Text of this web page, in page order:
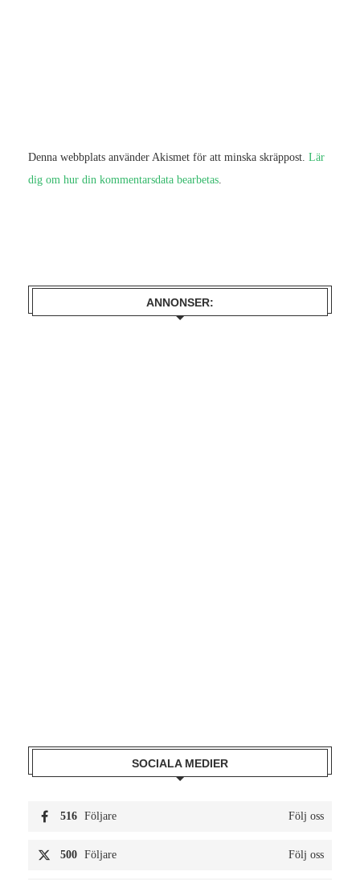
Denna webbplats använder Akismet för att minska skräppost. Lär
dig om hur din kommentarsdata bearbetas.
ANNONSER:
SOCIALA MEDIER
516 Följare Följ oss
500 Följare Följ oss